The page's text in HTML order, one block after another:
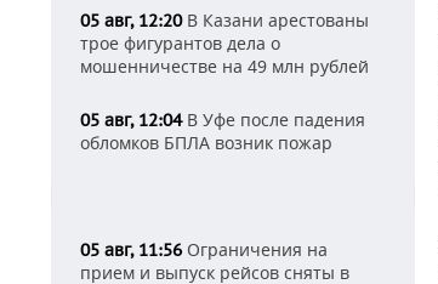
05 авг, 12:20В Казани арестованы
трое фигурантов дела о
мошенничестве на 49 млн рублей
05 авг, 12:04В Уфе после падения
обломков БПЛА возник пожар
05 авг, 11:56 Ограничения на
прием и выпуск рейсов сняты в